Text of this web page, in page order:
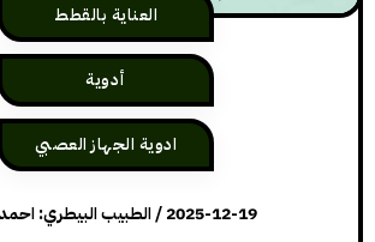
العناية بالقطط
أدوية
ادوية الجهاز العصبي
2025-12-19
/الطبيب البيطري: